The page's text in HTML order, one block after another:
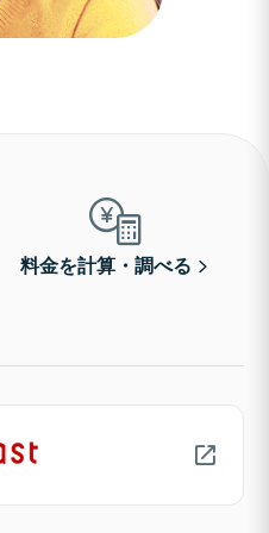
料金を計算・調べる